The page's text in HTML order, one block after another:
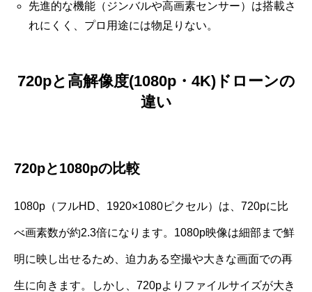
先進的な機能（ジンバルや高画素センサー）は搭載さ
れにくく、プロ用途には物足りない。
720pと高解像度(1080p・4K)ドローンの
違い
720pと1080pの比較
1080p（フルHD、1920×1080ピクセル）は、720pに比
べ画素数が約2.3倍になります。1080p映像は細部まで鮮
明に映し出せるため、迫力ある空撮や大きな画面での再
生に向きます。しかし、720pよりファイルサイズが大き